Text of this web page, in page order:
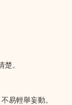
。
易輕舉妄動。